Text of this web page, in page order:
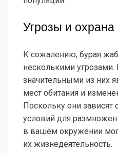
Угрозы и
К сожалению, бурая
несколькими угрозами.
значительными из них
мест обитания и
Поскольку они
условий для
в вашем окружении
их жизнедеятельность.